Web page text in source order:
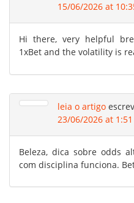
15/06/2026 at
Hi there, very helpful
1xBet and the volatility is
leia o artigo
23/06/2026 at 1:51
Beleza, dica sobre odds
com disciplina funciona.